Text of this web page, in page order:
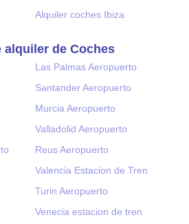
Alquiler coches Ibiza
de Coches
Las Palmas Aeropuerto
Santander Aeropuerto
Murcia Aeropuerto
Valladolid Aeropuerto
Reus Aeropuerto
Valencia Estacion de Tren
Turin Aeropuerto
Venecia estacion de tren